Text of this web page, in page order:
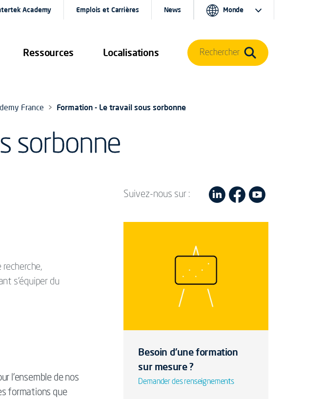
Ressources Localisations
Academy Emplois et Carrières News Monde
Rechercher
France Formation - Le travail sous sorbonne
sorbonne
s’équiper du
l’ensemble de nos
formations que
Suivez-nous sur :
Besoin d'une formation
sur mesure ?
Demander des renseignements